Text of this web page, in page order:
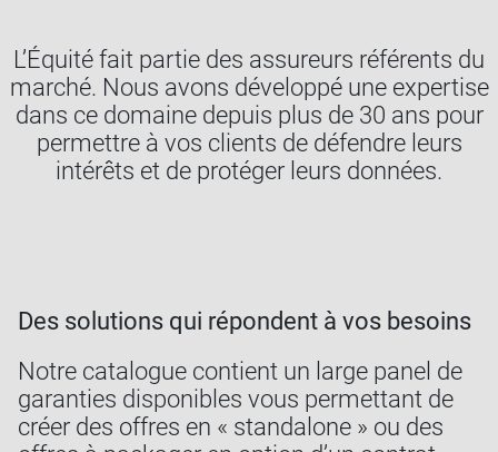
L’Équité fait partie des assureurs référents du
marché. Nous avons développé une expertise
dans ce domaine depuis plus de 30 ans pour
permettre à vos clients de défendre leurs
intérêts et de protéger leurs données.
Des solutions qui répondent à vos besoins
Notre catalogue contient un large panel de
garanties disponibles vous permettant de
créer des offres en « standalone » ou des